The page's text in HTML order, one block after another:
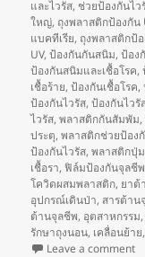
และไวรัส, ช่วยป้องกันไ
ใหญ่, ถุงพลาสติกป้องกัน
แบคทีเรีย, ถุงพลาสติกป้
UV,ป้องกันกันสนิม,ป้อง
ป้องกันสนิมและเชื้อโรค,
เชื้อร้าย,ป้องกันเชื้อโรค,
ป้องกันไวรัส,ป้องกันไวรั
ไวรัส,พลาสติกกันสัมพัม,
ประตุ,พลาสติกช่วยป้อง
ป้องกันไวรัส,พลาสติกปุ่
เชื้อรา,ฟิล์มป้องกันจุลชีพ
โควิดผสมพลาสติก, ยาต้
อุปกรณ์เดินป่า, สารต้า
ต้านจุลชีพ, อุตสาหกรรม,
รักษาถุงนอน, เคลื่อนย้าย,
Leave a comment